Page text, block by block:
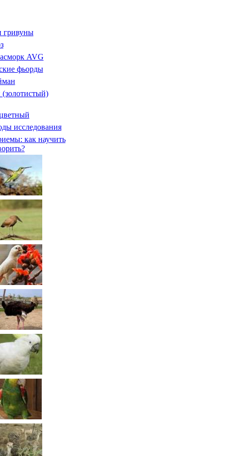
гривуны
AVG
фьорды
исследования
как научить